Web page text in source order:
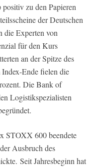
zu den Papieren
der Deutschen
die Experten von
für den Kurs
an der Spitze des
Ende fielen die
Die Bank of
Logistikspezialisten
STOXX 600 beendete
Ausbruch des
Seit Jahresbeginn hat